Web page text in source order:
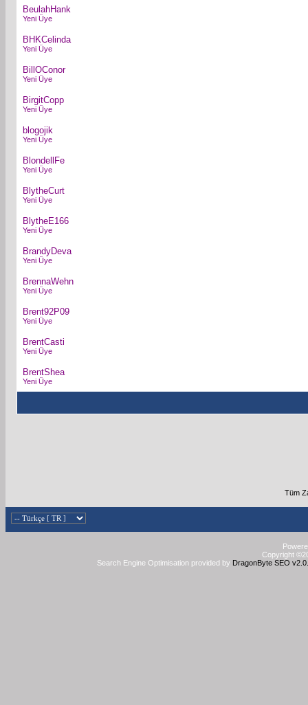
BeulahHank
Yeni Üye
BHKCelinda
Yeni Üye
BillOConor
Yeni Üye
BirgitCopp
Yeni Üye
blogojik
Yeni Üye
BlondellFe
Yeni Üye
BlytheCurt
Yeni Üye
BlytheE166
Yeni Üye
BrandyDeva
Yeni Üye
BrennaWehn
Yeni Üye
Brent92P09
Yeni Üye
BrentCasti
Yeni Üye
BrentShea
Yeni Üye
Tüm
Copyright
Search Engine Optimisation provided by DragonByte SEO